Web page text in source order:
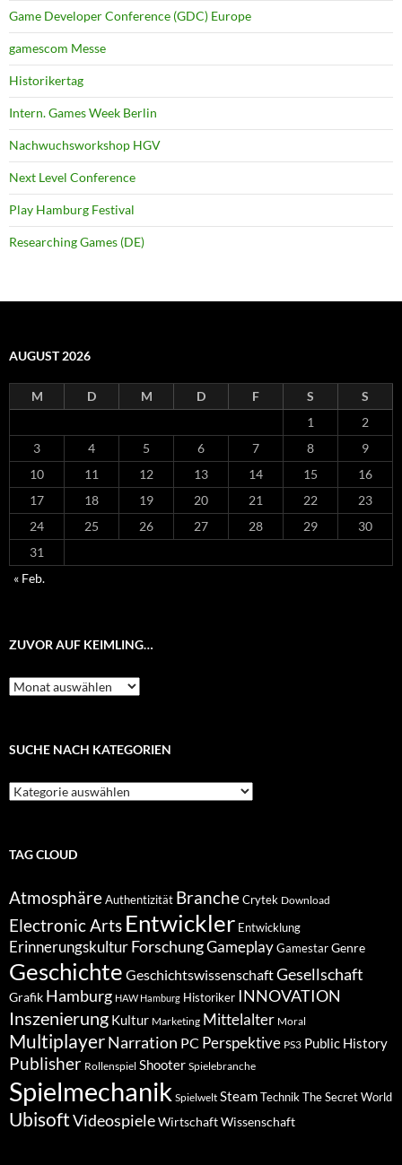
Game Developer Conference (GDC) Europe
gamescom Messe
Historikertag
Intern. Games Week Berlin
Nachwuchsworkshop HGV
Next Level Conference
Play Hamburg Festival
Researching Games (DE)
AUGUST 2026
M D M D F S
S
1
2
3
4 5 6 7 8
9
10
11 12 13 14 15
16
17
18 19 20 21 22
23
24
25 26 27 28 29
30
31
« Feb.
ZUVOR AUF KEIMLING…
Zuvor
auf
SUCHE NACH KATEGORIEN
Suche
nach
TAG CLOUD
Atmosphäre Authentizität Branche Crytek Download
Electronic Arts Entwickler Entwicklung
Erinnerungskultur ForschungGameplay Gamestar Genre
Geschichte GeschichtswissenschaftGesellschaft
Grafik Hamburg HAW Hamburg Historiker INNOVATION
Inszenierung Kultur Marketing Mittelalter Moral
MultiplayerNarration PC Perspektive PS3 Public History
Publisher Rollenspiel Shooter Spielebranche
Spielmechanik Spielwelt Steam Technik The Secret World
UbisoftVideospieleWirtschaftWissenschaft